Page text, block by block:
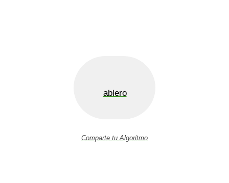
ablero
Comparte tu Algoritmo